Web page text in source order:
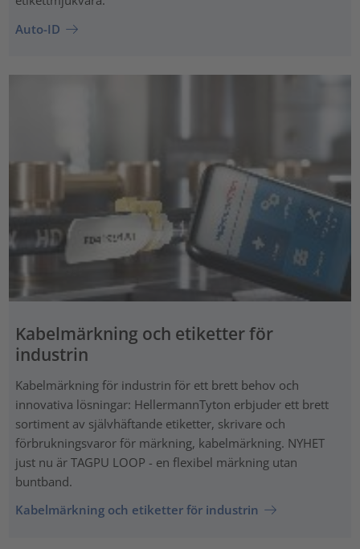
Auto-ID
Kabelmärkning och etiketter för
industrin
Kabelmärkning för industrin för ett brett behov och
innovativa lösningar: HellermannTyton erbjuder ett brett
sortiment av självhäftande etiketter, skrivare och
förbrukningsvaror för märkning, kabelmärkning. NYHET
just nu är TAGPU LOOP - en flexibel märkning utan
buntband.
Kabelmärkning och etiketter för industrin